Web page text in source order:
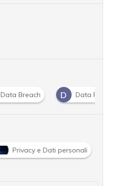
Data Protection D dati
Privacy e Dati personali